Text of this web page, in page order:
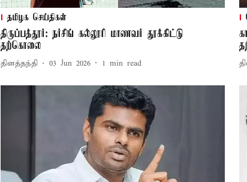
தமிழக செய்திகள்
திருப்பத்தூர்: நர்சிங் கல்லூரி மாணவர் தூக்கிட்டு
தற்கொலை
தினத்தந்தி 03 Jun 2026 1 min read